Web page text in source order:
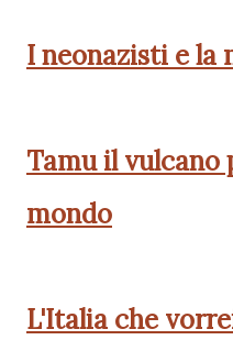
I neonazisti e la
Tamu il vulcano
mondo
L'Italia che